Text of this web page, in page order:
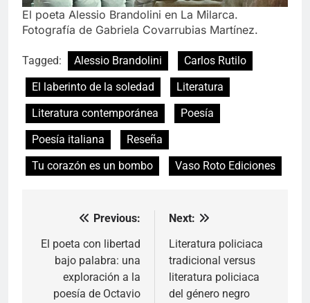
El poeta Alessio Brandolini en La Milarca.
Fotografía de Gabriela Covarrubias Martínez.
Tagged: Alessio Brandolini
Carlos Rutilo
El laberinto de la soledad
Literatura
Literatura contemporánea
Poesía
Poesía italiana
Reseña
Tu corazón es un bombo
Vaso Roto Ediciones
Navegación
de
entradas
Previous:
El poeta con libertad
bajo palabra: una
exploración a la
poesía de Octavio
Next:
Literatura policiaca
tradicional versus
literatura policiaca
del género negro